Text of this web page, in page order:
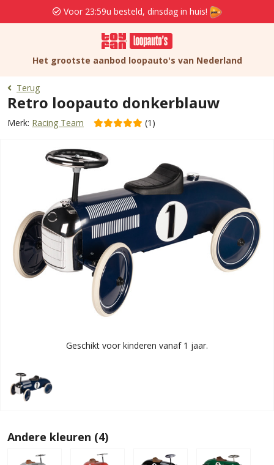
Voor 23:59u besteld, dinsdag in huis!
Het grootste aanbod loopauto's van Nederland
Terug
Retro loopauto donkerblauw
Merk: Racing Team (1)
Geschikt voor kinderen vanaf 1 jaar.
Andere kleuren (4)